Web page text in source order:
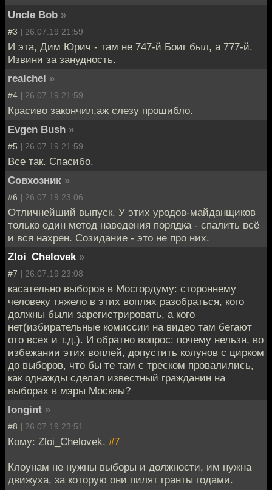
Uncle Bob »
#3 | 26.07.19 21:59
И эта, Дим Юрич - там не 747-й Боиг был, а 777-й.
Извини за занудность.
realchel »
#4 | 26.07.19 21:59
Красиво закончил,аж слезу прошибло.
Evgen Bush »
#5 | 26.07.19 21:59
Все так. Спасибо.
Совхозник »
#6 | 26.07.19 23:06
Отличнейший выпуск. У этих уродов-майданщиков
только один метод наведения порядка - спалить всё
и вся нахрен. Созидание - это не про них.
Zloi_Chelovek »
#7 | 26.07.19 23:08
касательно выборов в Мосгордуму: стороннему
человеку тяжело в этих воплях разобраться, кого
должны были зарегистрировать, а кого
нет(избирательные комиссии на видео там бегают
ото всех и т.д.). И обратно вопрос: почему нельзя, во
избежании этих воплей, допустить колунов с цирком
до выборов, что бы те там с треском провалились,
как однажды сделал известный гражданин на
выборах в мэры Москвы?
longint »
#8 | 26.07.19 23:51
Кому: Zloi_Chelovek, #7
Клоунам не нужны выборы и должности, им нужна
движуха, за которую они пилят гранты годами.